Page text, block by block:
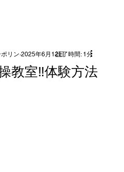
教室‼️体験方法
リン 2025年6月12日読了時間: 1分